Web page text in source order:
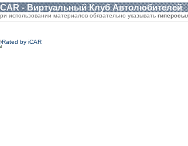
- Виртуальный Клуб Автолюбителей
использовании материалов обязательно указывать